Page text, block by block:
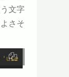
文字
さそ
'use utf8;s/